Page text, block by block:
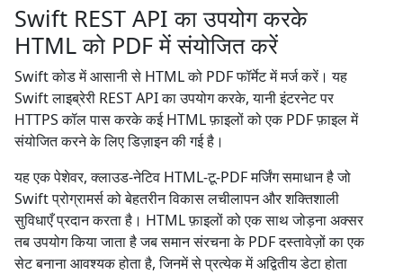
Swift REST API का उपयोग करके
HTML को PDF में संयोजित करें
Swift कोड में आसानी से HTML को PDF फॉर्मेट में मर्ज करें। यह
Swift लाइब्रेरी REST API का उपयोग करके, यानी इंटरनेट पर
HTTPS कॉल पास करके कई HTML फ़ाइलों को एक PDF फ़ाइल में
संयोजित करने के लिए डिज़ाइन की गई है।
यह एक पेशेवर, क्लाउड-नेटिव HTML-टू-PDF मर्जिंग समाधान है जो
Swift प्रोग्रामर्स को बेहतरीन विकास लचीलापन और शक्तिशाली
सुविधाएँ प्रदान करता है। HTML फ़ाइलों को एक साथ जोड़ना अक्सर
तब उपयोग किया जाता है जब समान संरचना के PDF दस्तावेज़ों का एक
सेट बनाना आवश्यक होता है, जिनमें से प्रत्येक में अद्वितीय डेटा होता